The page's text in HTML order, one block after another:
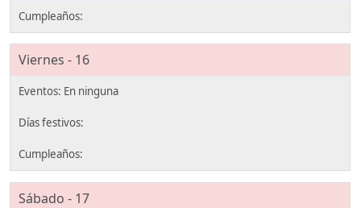
Viernes - 16
Sábado - 17